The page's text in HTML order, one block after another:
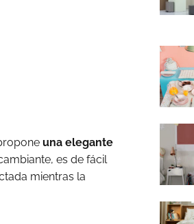
una elegante
es de fácil
mientras la